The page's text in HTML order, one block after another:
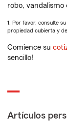
robo, vandalismo
1. Por favor, consulte
propiedad cubierta y
Comience su
sencillo!
Artículos